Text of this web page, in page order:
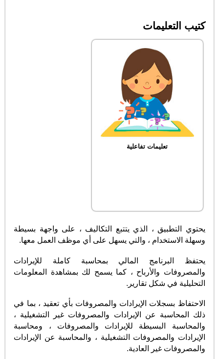
كتيب التعليمات
تعليمات تفاعلية
يحتوي التطبيق ، الذي يتتبع التكاليف ، على واجهة بسيطة
وسهلة الاستخدام ، والتي يسهل على أي موظف العمل معها.
يحتفظ البرنامج المالي بمحاسبة كاملة للإيرادات
والمصروفات والأرباح ، كما يسمح لك بمشاهدة المعلومات
التحليلية في شكل تقارير.
الاحتفاظ بسجلات الإيرادات والمصروفات بأي تعقيد ، بما في
ذلك المحاسبة عن الإيرادات والمصروفات غير التشغيلية ،
والمحاسبة البسيطة للإيرادات والمصروفات ، ومحاسبة
الإيرادات والمصروفات التشغيلية ، والمحاسبة عن الإيرادات
والمصروفات غير العادية.